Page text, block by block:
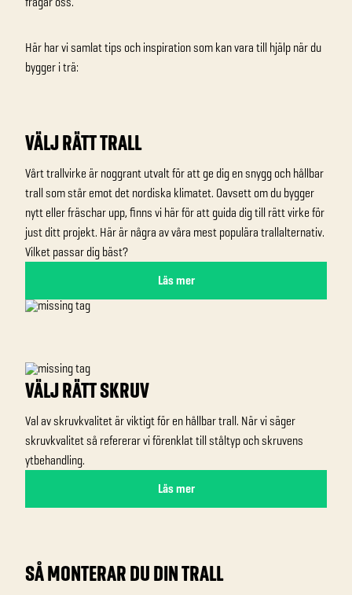
Här har vi samlat tips och inspiration som kan vara till hjälp när du
bygger i trä:
VÄLJ RÄTT TRALL
Vårt trallvirke är noggrant utvalt för att ge dig en snygg och hållbar
trall som står emot det nordiska klimatet. Oavsett om du bygger
nytt eller fräschar upp, finns vi här för att guida dig till rätt virke för
just ditt projekt. Här är några av våra mest populära trallalternativ.
Vilket passar dig bäst?
Läs mer
VÄLJ RÄTT SKRUV
Val av skruvkvalitet är viktigt för en hållbar trall. När vi säger
skruvkvalitet så refererar vi förenklat till ståltyp och skruvens
ytbehandling.
Läs mer
SÅ MONTERAR DU DIN TRALL